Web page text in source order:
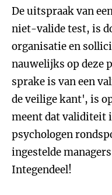
De uitspraak van
niet-valide test, is
organisatie en
nauwelijks op deze
sprake is van een
de veilige kant', is
meent dat validiteit
psychologen
ingestelde
Integendeel!